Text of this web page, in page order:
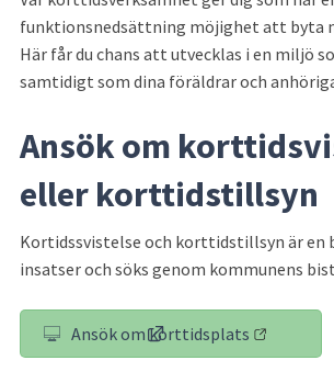
funktionsnedsättning möjighet att byta
Här får du chans att utvecklas i en miljö
samtidigt som dina föräldrar och
Ansök om
eller korttidstillsyn
Kortidssvistelse och korttidstillsyn är en
insatser och söks genom kommunens
Ansök om korttidsplats
(länk till annan